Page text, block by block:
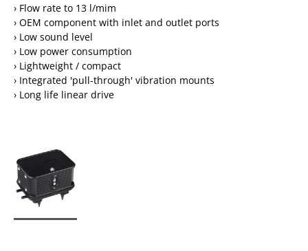
› Flow rate to 13 l/mim
› OEM component with inlet and outlet ports
› Low sound level
› Low power consumption
› Lightweight / compact
› Integrated 'pull-through' vibration mounts
› Long life linear drive